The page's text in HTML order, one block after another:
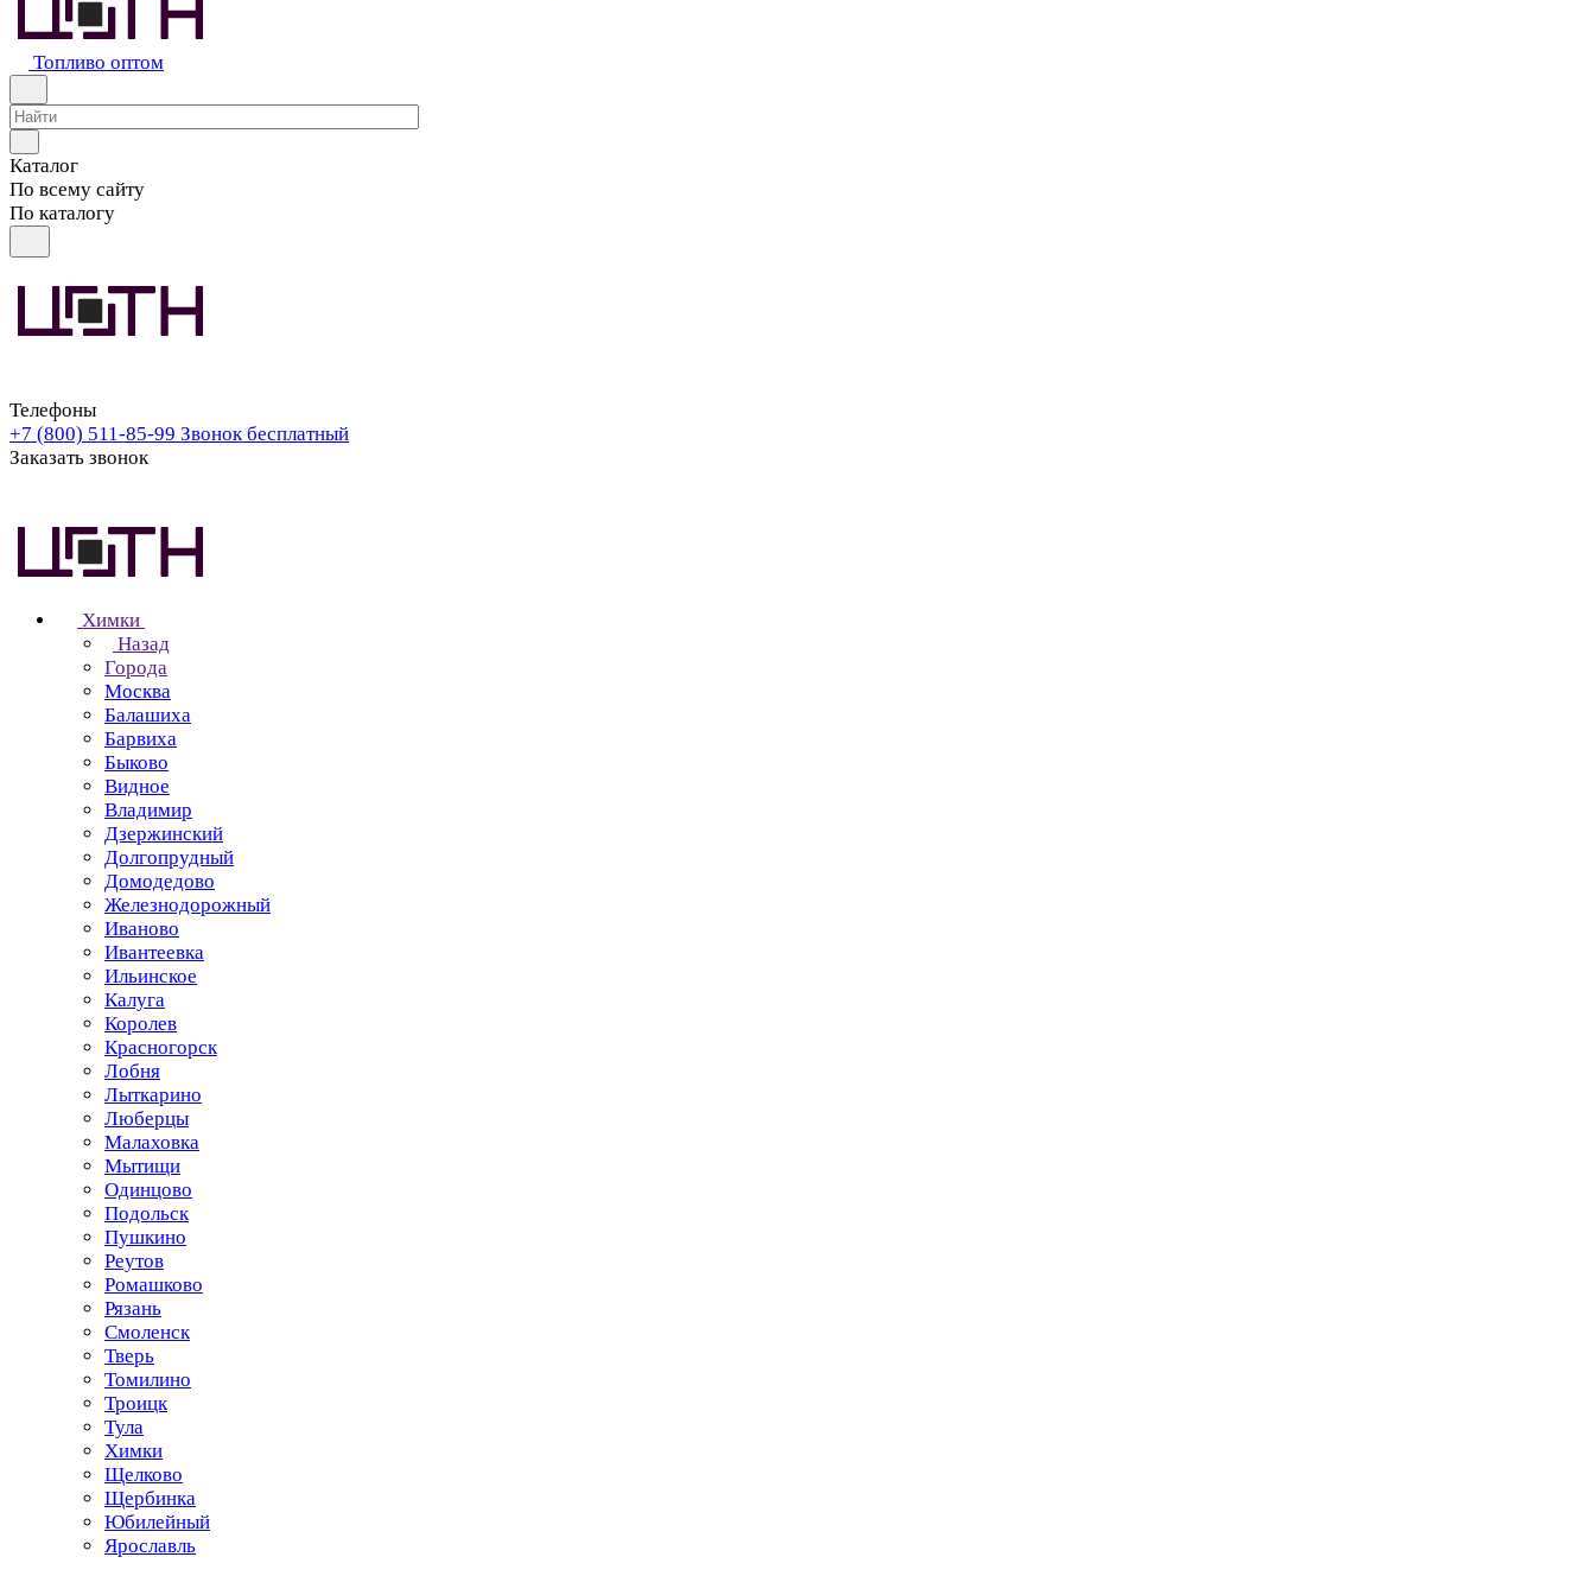
Топливо оптом
Каталог
По всему сайту
По каталогу
Телефоны
+7 (800) 511-85-99 Звонок бесплатный
Заказать звонок
Химки
Назад
Города
Москва
Балашиха
Барвиха
Быково
Видное
Владимир
Дзержинский
Долгопрудный
Домодедово
Железнодорожный
Иваново
Ивантеевка
Ильинское
Калуга
Королев
Красногорск
Лобня
Лыткарино
Люберцы
Малаховка
Мытищи
Одинцово
Подольск
Пушкино
Реутов
Ромашково
Рязань
Смоленск
Тверь
Томилино
Троицк
Тула
Химки
Щелково
Щербинка
Юбилейный
Ярославль